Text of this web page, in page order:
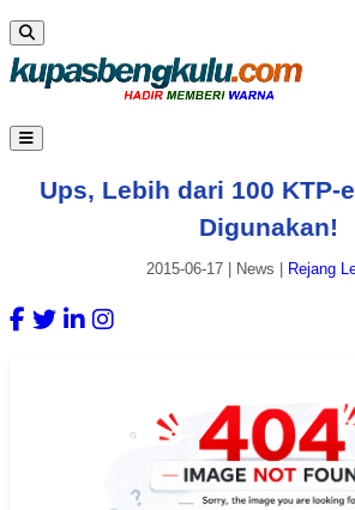
Ups, Lebih dari 100 KTP-
Digunakan!
2015-06-17 News Rejang